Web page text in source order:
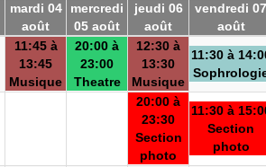
mardi 04
août
mercredi
05 août
jeudi 06
août
vendredi 07
août
11:45 à
13:45
Musique
20:00 à
23:00
Theatre
12:30 à
13:30
Musique
11:30 à
20:00 à
23:30
Section
photo
11:30 à
Section
photo